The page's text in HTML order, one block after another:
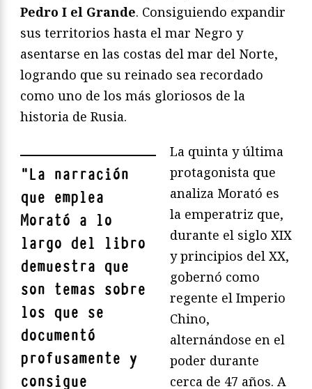
Pedro I el Grande. Consiguiendo expandir
sus territorios hasta el mar Negro y
asentarse en las costas del mar del Norte,
logrando que su reinado sea recordado
como uno de los más gloriosos de la
historia de Rusia.
"La narración
que emplea
Morató a lo
largo del libro
demuestra que
son temas sobre
los que se
documentó
profusamente y
consigue
La quinta y última
protagonista que
analiza Morató es
la emperatriz que,
durante el siglo XIX
y principios del XX,
gobernó como
regente el Imperio
Chino,
alternándose en el
poder durante
cerca de 47 años. A